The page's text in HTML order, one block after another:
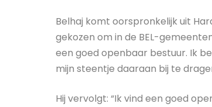
Belhaj komt oorspronkelijk uit
gekozen om in de BEL-
een goed openbaar bestuur. Ik
mijn steentje daaraan bij te
Hij vervolgt: “Ik vind een goed